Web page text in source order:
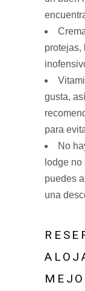
protejas,
gusta,
para
No
lodge
puedes
una